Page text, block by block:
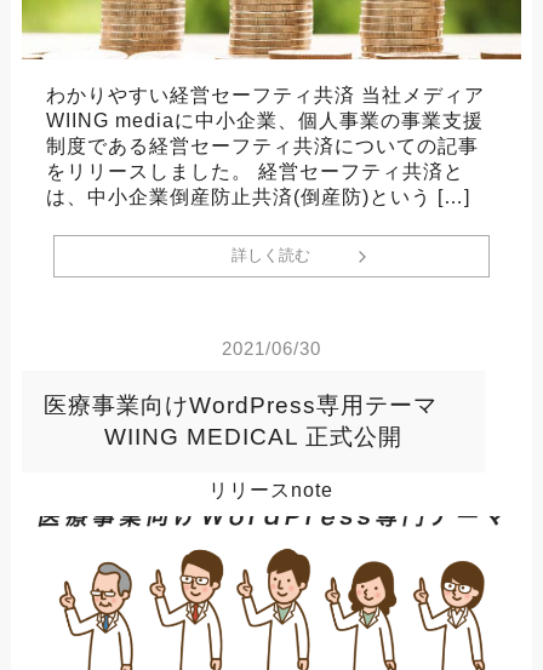
わかりやすい経営セーフティ共済 当社メディア
WIING mediaに中小企業、個人事業の事業支援
制度である経営セーフティ共済についての記事
をリリースしました。 経営セーフティ共済と
は、中小企業倒産防止共済(倒産防)という […]
詳しく読む
2021/06/30
医療事業向けWordPress専用テーマ
WIING MEDICAL 正式公開
リリースnote